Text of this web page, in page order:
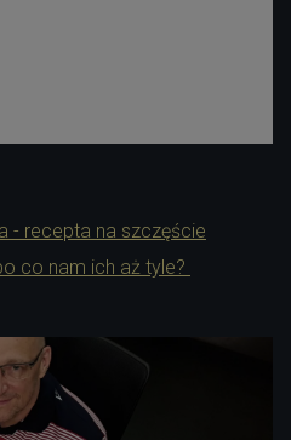
- recepta na szczęście
co nam ich aż tyle?